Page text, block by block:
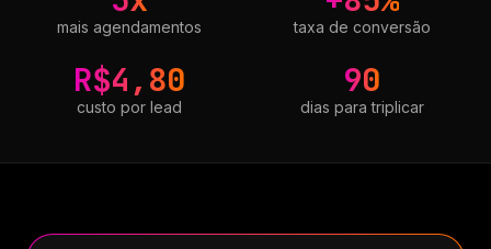
mais agendamentos taxa de conversão
R$4,80
custo por lead
90
dias para triplicar